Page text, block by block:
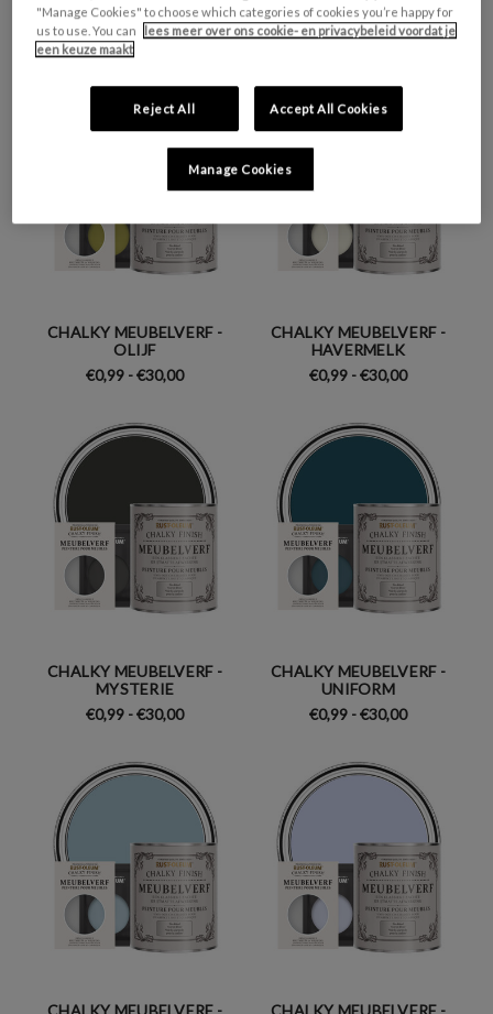
ROTSVAST
€0,99 - €30,00
JASPER
€0,99 - €30,00
CHALKY MEUBELVERF -
OLIJF
€0,99 - €30,00
CHALKY MEUBELVERF -
HAVERMELK
€0,99 - €30,00
CHALKY MEUBELVERF -
MYSTERIE
€0,99 - €30,00
CHALKY MEUBELVERF -
UNIFORM
€0,99 - €30,00
CHALKY MEUBELVERF -
CHALKY MEUBELVERF -
"Manage Cookies" to choose which categories of cookies you’re happy for
us to use. You can
lees meer over ons cookie- en privacybeleid voordat je
een keuze maakt
Reject All Accept All Cookies
Manage Cookies